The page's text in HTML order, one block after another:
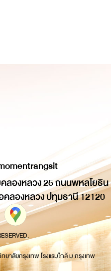
ลองหลวง 25 ถนนพหลโยธิ
คลองหลวง ปทุมธานี 12120
ยาลัยกรุงเทพ โรงแรมใกล้ ม กรุงเทพ